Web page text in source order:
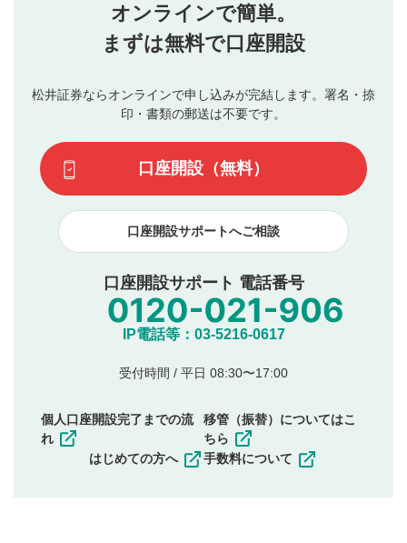
投稿するボタン
星で評価をすると投稿できます。（お名前とコメント
3
動画の評価
です）
行ってください。
当社は、利用者同士、もしくは利用者と第三者間のトラ
ブルによって生じた損害に対して一切の責任を負いませ
評価およびコメントは当社にて審査のうえ、掲載となり
ます。掲載されるまでに日数がかかる場合や掲載されない
てはお答えできません。各動画コンテンツへの掲載をもっ
て結果のご連絡といたします。ご了承ください。
下記の項目に該当すると判断された投稿内容は、掲載を
見合わせる場合がございます。
本動画コンテンツとは無関係の内容の投稿
他者への誹謗中傷や差別的表現投稿
公序良俗に反する内容の投稿
氏名、住所、電話番号など個人を特定できる情報の
他のサイトへの誘導や営利目的、広告・宣伝を目
他者の権利（商標、著作権、その他の知的財産
その他当社が不適切と判断した投稿
一度投稿した評価およびコメントの変更・削除はできま
オンラインで簡単。
まずは無料で口座開設
松井証券ならオンラインで申し込みが完結します。署名・捺
印・書類の郵送は不要です。
口座開設（無料）
口座開設サポートへご相談
口座開設サポート 電話番号
IP電話等：03-5216-0617
受付時間 / 平日 08:30〜17:00
個人口座開設完了までの流
れ
はじめての方へ
移管（振替）についてはこ
ちら
手数料について